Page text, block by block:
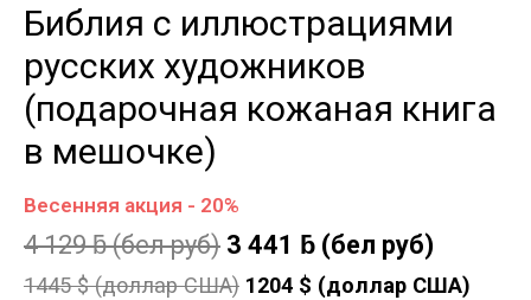
Библия с иллюстрациями
русских художников
(подарочная кожаная книга
в мешочке)
Весенняя акция - 20%
4 129ƃ(бел руб) 3 441 ƃ (бел руб)
1445$ (доллар США) 1204 $ (доллар США)